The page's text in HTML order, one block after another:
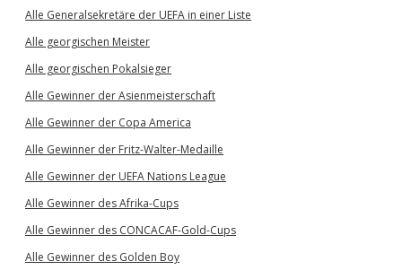
Alle Generalsekretäre der UEFA in einer Liste
Alle georgischen Meister
Alle georgischen Pokalsieger
Alle Gewinner der Asienmeisterschaft
Alle Gewinner der Copa America
Alle Gewinner der Fritz-Walter-Medaille
Alle Gewinner der UEFA Nations League
Alle Gewinner des Afrika-Cups
Alle Gewinner des CONCACAF-Gold-Cups
Alle Gewinner des Golden Boy